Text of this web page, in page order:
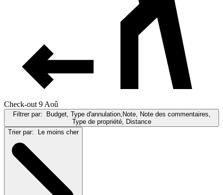
Check-out 9 Aoû
Filtrer par:
Budget, Type d'annulation,Note, Note des commentaires,
Type de propriété, Distance
Trier par:
Le moins cher